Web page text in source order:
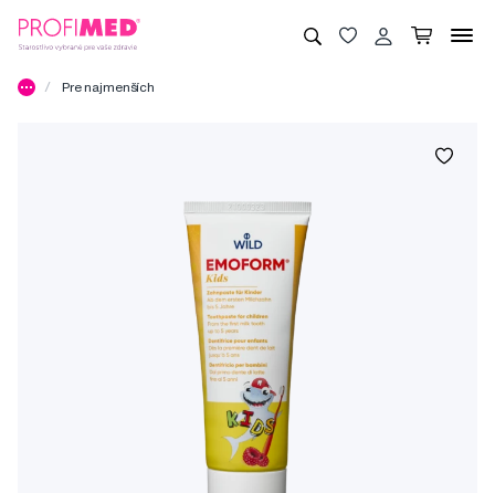
Pre najmenších